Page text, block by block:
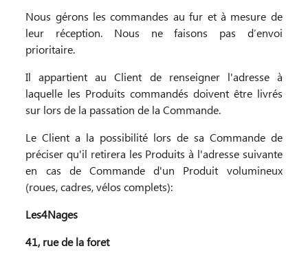
Nous gérons les commandes au fur et à mesure de
leur réception. Nous ne faisons pas d’envoi
prioritaire.
Il appartient au Client de renseigner l'adresse à
laquelle les Produits commandés doivent être livrés
sur lors de la passation de la Commande.
Le Client a la possibilité lors de sa Commande de
préciser qu'il retirera les Produits à l'adresse suivante
en cas de Commande d'un Produit volumineux
(roues, cadres, vélos complets):
Les4Nages
41, rue de la foret